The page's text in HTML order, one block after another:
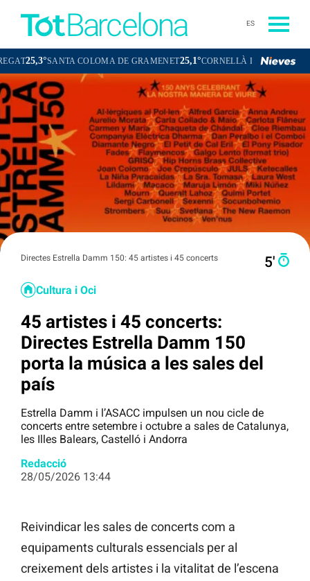
ES
SANTA COLOMA DE GRAMENET25,1°CORNELLÀ DE LLOBREGAT24,0°
Directes Estrella Damm 150: 45 artistes i 45 concerts 5′
Cultura i Oci
45 artistes i 45 concerts:
Directes Estrella Damm 150
porta la música a les sales del
país
Estrella Damm i l’ASACC impulsen un nou cicle de
concerts entre setembre i octubre a sales de Catalunya,
les Illes Balears, Castelló i Andorra
Redacció
28/05/2026 13:44
Reivindicar les sales de concerts com a
equipaments culturals essencials per al
creixement dels artistes i la vitalitat de l’escena